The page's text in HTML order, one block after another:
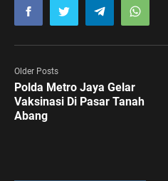
Older Posts
Polda Metro Jaya Gelar
Vaksinasi Di Pasar Tanah
Abang